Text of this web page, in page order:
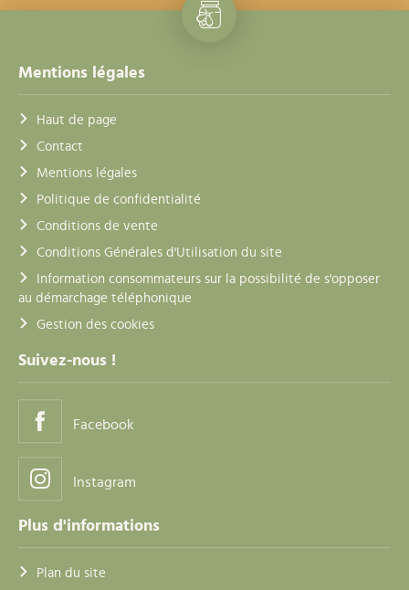
Mentions légales
Haut de page
Contact
Mentions légales
Politique de confidentialité
Conditions de vente
Conditions Générales d'Utilisation du site
Information consommateurs sur la possibilité de s'opposer
au démarchage téléphonique
Gestion des cookies
Suivez-nous !
Facebook
Instagram
Plus d'informations
Plan du site